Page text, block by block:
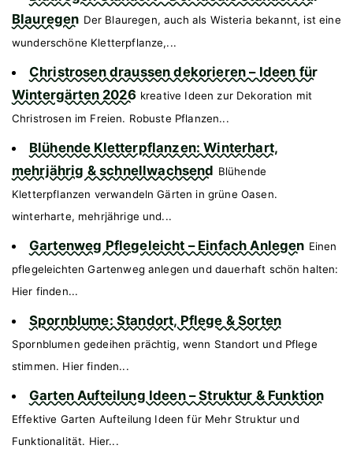
Blauregen Der Blauregen, auch als Wisteria bekannt, ist eine
wunderschöne Kletterpflanze,...
Christrosen draussen dekorieren – Ideen für
Wintergärten 2026 kreative Ideen zur Dekoration mit
Christrosen im Freien. Robuste Pflanzen...
Blühende Kletterpflanzen: Winterhart,
mehrjährig & schnellwachsend Blühende
Kletterpflanzen verwandeln Gärten in grüne Oasen.
winterharte, mehrjährige und...
Gartenweg Pflegeleicht – Einfach Anlegen Einen
pflegeleichten Gartenweg anlegen und dauerhaft schön halten:
Hier finden...
Spornblume: Standort, Pflege & Sorten
Spornblumen gedeihen prächtig, wenn Standort und Pflege
stimmen. Hier finden...
Garten Aufteilung Ideen – Struktur & Funktion
Effektive Garten Aufteilung Ideen für Mehr Struktur und
Funktionalität. Hier...